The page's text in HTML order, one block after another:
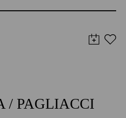
/ PAGLIACCI